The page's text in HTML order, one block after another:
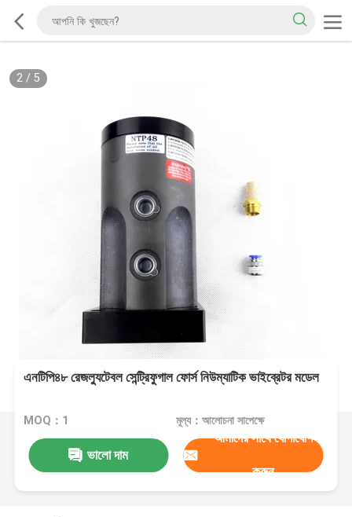
2/ 5
এনটিপি৪৮ রেজল্যুটেবল সেন্ট্রিফুগাল ফোর্স নিউম্যাটিক ভাইব্রেটর মডেল
MOQ：1 মূল্য：আলোচনা সাপেক্ষে
ভালো দাম
আমাদের সাথে যোগাযোগ
করুন